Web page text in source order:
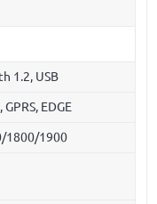
1.2, USB
EDGE
1800/1900